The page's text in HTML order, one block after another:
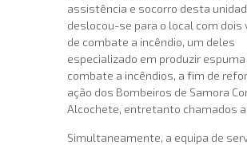
assistência e socorro desta
deslocou-se para o local com dois
de combate a incêndio, um deles
especializado em produzir espuma
combate a incêndios, a fim de
ação dos Bombeiros de Samora
Alcochete, entretanto chamados
Simultaneamente, a equipa de